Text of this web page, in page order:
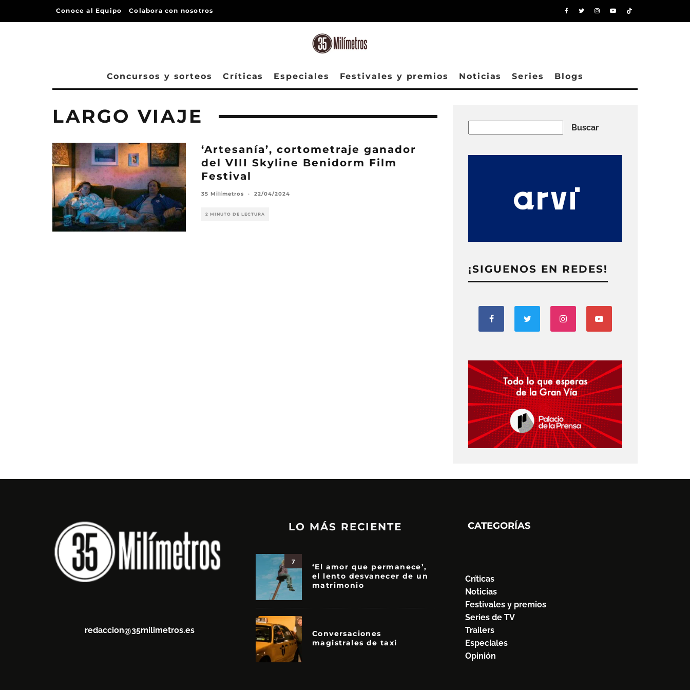
Conoce al Equipo Colabora con nosotros
Concursos y sorteos Críticas Especiales Festivales y premios Noticias Series Blogs
LARGO VIAJE
‘Artesanía’, cortometraje ganador
del VIII Skyline Benidorm Film
Festival
35 Milímetros · 22/04/2024
2 MINUTO DE LECTURA
Buscar
¡SIGUENOS EN REDES!
redaccion@35milimetros.es
LO MÁS RECIENTE
7
‘El amor que permanece’,
el lento desvanecer de un
matrimonio
Conversaciones
magistrales de taxi
CATEGORÍAS
Críticas
Noticias
Festivales y premios
Series de TV
Trailers
Especiales
Opinión